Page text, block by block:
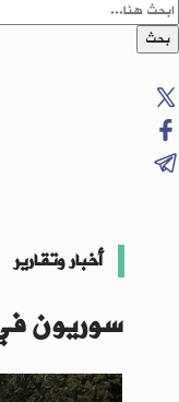
بحث
أخبار وتقارير
سوريون